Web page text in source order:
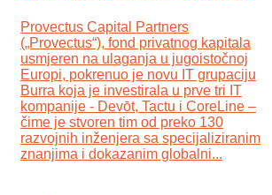
Provectus Capital Partners
(„Provectus“), fond privatnog kapitala
usmjeren na ulaganja u jugoistočnoj
Europi, pokrenuo je novu IT grupaciju
Burra koja je investirala u prve tri IT
kompanije - Devōt, Tactu i CoreLine –
čime je stvoren tim od preko 130
razvojnih inženjera sa specijaliziranim
znanjima i dokazanim globalni...